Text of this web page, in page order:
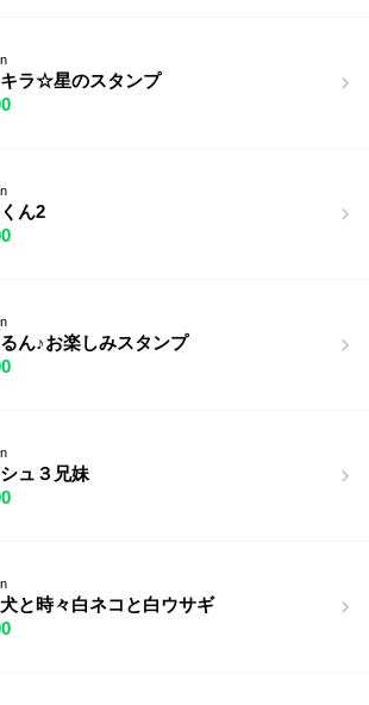
ラ☆星のスタンプ
ん2
ん♪お楽しみスタンプ
ュ３兄妹
と時々白ネコと白ウサギ